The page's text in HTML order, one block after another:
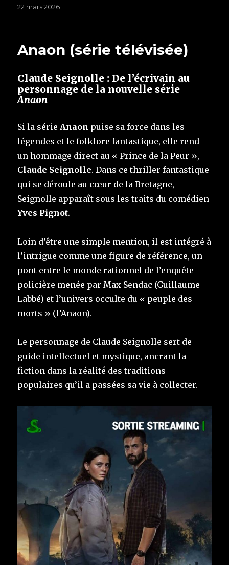
Publié
22 mars 2026
Anaon (série télévisée)
Claude Seignolle : De l’écrivain au
personnage de la nouvelle série
Anaon
Si la série Anaon puise sa force dans les
légendes et le folklore fantastique, elle rend
un hommage direct au « Prince de la Peur »,
Claude Seignolle. Dans ce thriller fantastique
qui se déroule au cœur de la Bretagne,
Seignolle apparaît sous les traits du comédien
Yves Pignot.
Loin d’être une simple mention, il est intégré à
l’intrigue comme une figure de référence, un
pont entre le monde rationnel de l’enquête
policière menée par Max Sendac (Guillaume
Labbé) et l’univers occulte du « peuple des
morts » (l’Anaon).
Le personnage de Claude Seignolle sert de
guide intellectuel et mystique, ancrant la
fiction dans la réalité des traditions
populaires qu’il a passées sa vie à collecter.